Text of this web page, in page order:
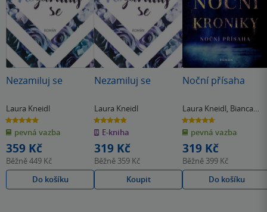
Nezamiluj se
Laura Kneidl
4.8
z
5
hvězdiček
pevná vazba
359 Kč
Běžně449 Kč
Do košíku
Nezamiluj se
Laura Kneidl
4.8
z
5
hvězdiček
E-kniha
319 Kč
Běžně 359 Kč
Koupit
Noční přísaha
Laura Kneidl, Bianca
Iosivoni
4.7
z
5
hvězdiček
pevná vazba
319 Kč
Běžně 399 Kč
Do košíku